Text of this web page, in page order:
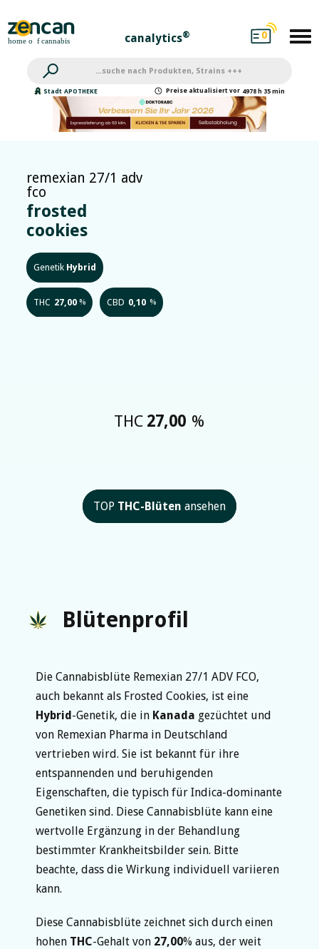
canalytics® 0
Stadt APOTHEKE Preise aktualisiert vor 4978 h 35 min
remexian 27/1 adv
fco
frosted
cookies
Genetik Hybrid
THC 27,00 % CBD 0,10 %
THC 27,00 %
TOP THC-Blüten ansehen
Blütenprofil
Die Cannabisblüte Remexian 27/1 ADV FCO,
auch bekannt als Frosted Cookies, ist eine
Hybrid-Genetik, die in Kanada gezüchtet und
von Remexian Pharma in Deutschland
vertrieben wird. Sie ist bekannt für ihre
entspannenden und beruhigenden
Eigenschaften, die typisch für Indica-dominante
Genetiken sind. Diese Cannabisblüte kann eine
wertvolle Ergänzung in der Behandlung
bestimmter Krankheitsbilder sein. Bitte
beachte, dass die Wirkung individuell variieren
kann.
Diese Cannabisblüte zeichnet sich durch einen
hohen THC-Gehalt von 27,00% aus, der weit